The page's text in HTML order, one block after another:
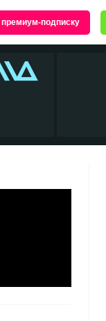
премиум-подписку